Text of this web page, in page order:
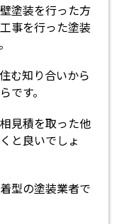
塗装を行った方
事を行った塗装
む知り合いから
です。
見積を取った他
と良いでしょ
型の塗装業者で